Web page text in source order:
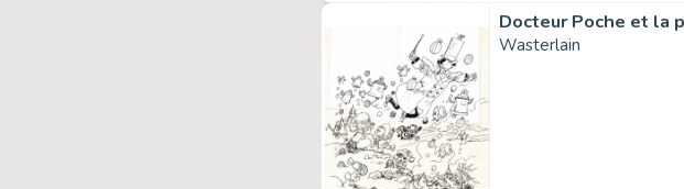
Wasterlain